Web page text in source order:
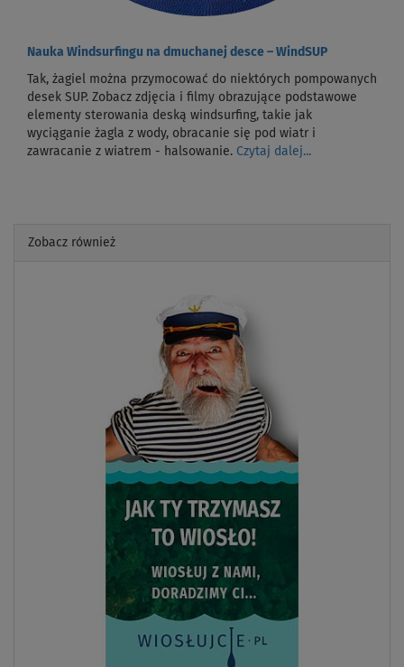
Nauka Windsurfingu na dmuchanej desce – WindSUP
Tak, żagiel można przymocować do niektórych pompowanych
desek SUP. Zobacz zdjęcia i filmy obrazujące podstawowe
elementy sterowania deską windsurfing, takie jak
wyciąganie żagla z wody, obracanie się pod wiatr i
zawracanie z wiatrem - halsowanie. Czytaj dalej...
Zobacz również